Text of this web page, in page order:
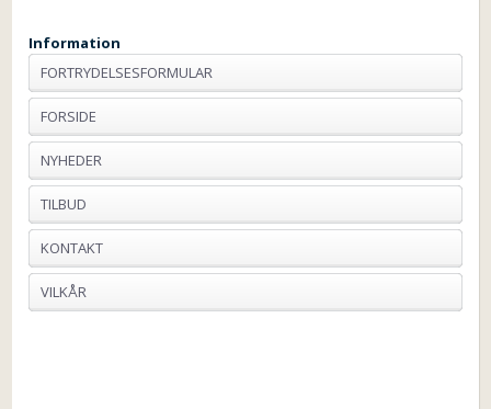
Information
FORTRYDELSESFORMULAR
FORSIDE
NYHEDER
TILBUD
KONTAKT
VILKÅR